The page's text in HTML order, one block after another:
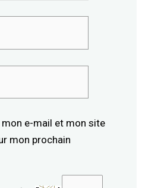
e-mail et mon site
mon prochain